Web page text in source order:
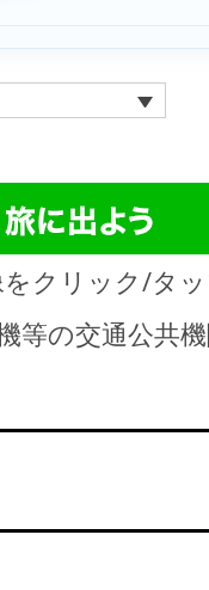
クリック/タッ
等の交通公共